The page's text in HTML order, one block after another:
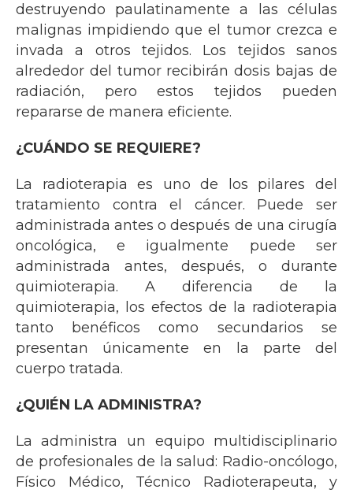
destruyendo paulatinamente a las células
malignas impidiendo que el tumor crezca e
invada a otros tejidos. Los tejidos sanos
alrededor del tumor recibirán dosis bajas de
radiación, pero estos tejidos pueden
repararse de manera eficiente.
¿CUÁNDO SE REQUIERE?
La radioterapia es uno de los pilares del
tratamiento contra el cáncer. Puede ser
administrada antes o después de una cirugía
oncológica, e igualmente puede ser
administrada antes, después, o durante
quimioterapia. A diferencia de la
quimioterapia, los efectos de la radioterapia
tanto benéficos como secundarios se
presentan únicamente en la parte del
cuerpo tratada.
¿QUIÉN LA ADMINISTRA?
La administra un equipo multidisciplinario
de profesionales de la salud: Radio-oncólogo,
Físico Médico, Técnico Radioterapeuta, y